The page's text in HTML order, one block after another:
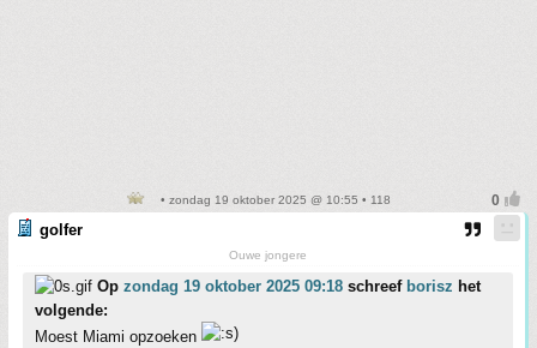
• zondag 19 oktober 2025 @ 10:55 • 118
golfer
Ouwe jongere
Op zondag 19 oktober 2025 09:18 schreef borisz het
volgende:
Moest Miami opzoeken